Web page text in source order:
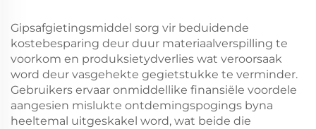
Gipsafgietingsmiddel sorg vir beduidende
kostebesparing deur duur materiaalverspilling te
voorkom en produksietydverlies wat veroorsaak
word deur vasgehekte gegietstukke te verminder.
Gebruikers ervaar onmiddellike finansiële voordele
aangesien mislukte ontdemingspogings byna
heeltemal uitgeskakel word, wat beide die